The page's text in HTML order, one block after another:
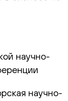
научно-
научно-